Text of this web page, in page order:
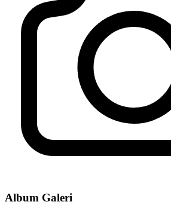
Album Galeri